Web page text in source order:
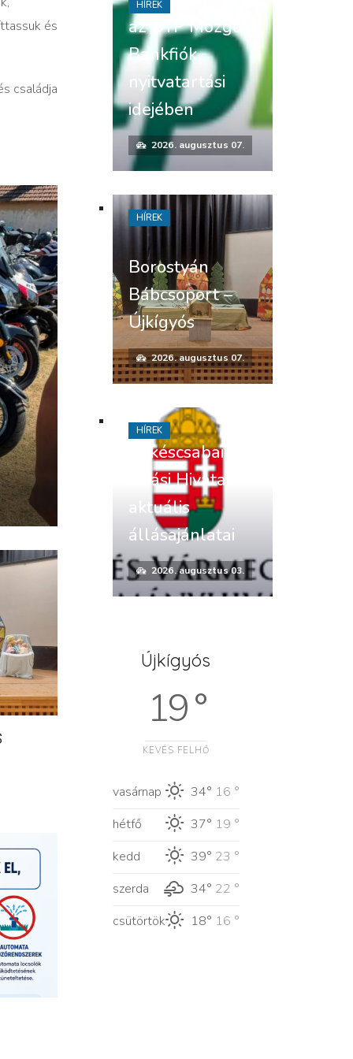
és
családja
az OTP Mozgó
Bankfiók
nyitvatartási
idejében
2026. augusztus 07.
HÍREK
Borostyán
Bábcsoport –
Újkígyós
2026. augusztus 07.
HÍREK
Békéscsabai
Járási Hivatal
aktuális
állásajánlatai
2026. augusztus 03.
HÍREK
Újkígyós
19 °
KEVÉS FELHŐ
vasárnap 34° 16 °
hétfő
37° 19 °
kedd
39° 23 °
szerda
34° 22 °
csütörtök
18° 16 °